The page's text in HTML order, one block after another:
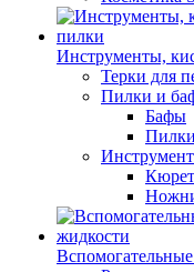
Инструменты,
Терки для
Пилки и
Бафы
Пилки